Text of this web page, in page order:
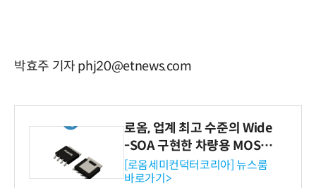
박효주 기자 phj20@etnews.com
로옴, 업계 최고 수준의 Wide
-SOA 구현한 차량용 MOSF
ET 개발
[로옴세미컨덕터코리아] 뉴스룸
바로가기>